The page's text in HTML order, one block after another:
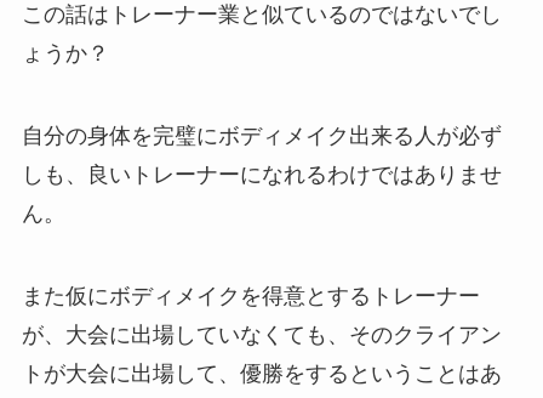
この話はトレーナー業と似ているのではないでし
ょうか？
自分の身体を完璧にボディメイク出来る人が必ず
しも、良いトレーナーになれるわけではありませ
ん。
また仮にボディメイクを得意とするトレーナー
が、大会に出場していなくても、そのクライアン
トが大会に出場して、優勝をするということはあ